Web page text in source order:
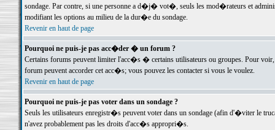
sondage. Par contre, si une personne a d�j� vot�, seuls les mod�rateurs et
modifiant les options au milieu de la dur�e du sondage.
Revenir en haut de page
Pourquoi ne puis-je pas acc�der � un forum ?
Certains forums peuvent limiter l'acc�s � certains utilisateurs ou groupes. Pour
forum peuvent accorder cet acc�s; vous pouvez les contacter si vous le voulez.
Revenir en haut de page
Pourquoi ne puis-je pas voter dans un sondage ?
Seuls les utilisateurs enregistr�s peuvent voter dans un sondage (afin d'�viter le
n'avez probablement pas les droits d'acc�s appropri�s.